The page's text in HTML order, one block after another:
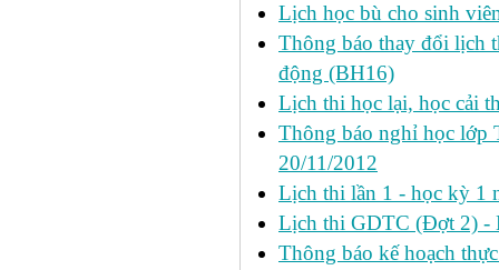
Lịch học bù cho sinh
Thông báo thay đổi lịch
động (BH16)
Lịch thi học lại, học cải
Thông báo nghỉ học lớp
20/11/2012
Lịch thi lần 1 - học kỳ 1
Lịch thi GDTC (Đợt 2) -
Thông báo kế hoạch